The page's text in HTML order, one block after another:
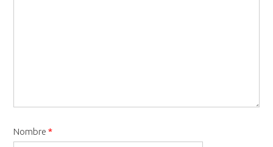
Nombre *